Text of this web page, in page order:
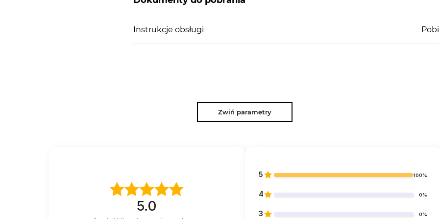
Instrukcje obsługi
Zwiń parametry
5.0
5 100%
4 0%
3 0%